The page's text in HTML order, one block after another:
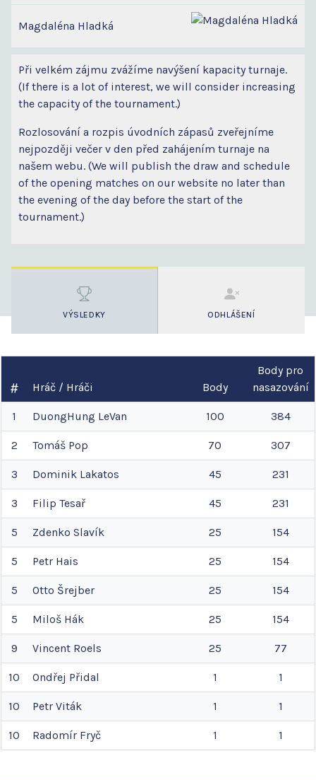
Magdaléna Hladká
Při velkém zájmu zvážíme navýšení kapacity turnaje.
(If there is a lot of interest, we will consider increasing
the capacity of the tournament.)
Rozlosování a rozpis úvodních zápasů zveřejníme
nejpozději večer v den před zahájením turnaje na
našem webu. (We will publish the draw and schedule
of the opening matches on our website no later than
the evening of the day before the start of the
tournament.)
VÝSLEDKY ODHLÁŠENÍ
Hráč / Hráči Body
Body pro
nasazování
1 DuongHung LeVan 100 384
2 Tomáš Pop 70 307
3 Dominik Lakatos 45 231
3 Filip Tesař 45 231
5 Zdenko Slavík 25 154
5 Petr Hais 25 154
5 Otto Šrejber 25 154
5 Miloš Hák 25 154
9 Vincent Roels 25 77
10 Ondřej Přidal 1 1
10 Petr Viták 1 1
10 Radomír Fryč 1 1